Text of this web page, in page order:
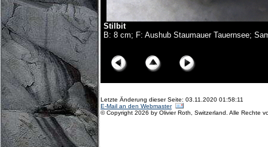
Stilbit
B: 8 cm; F: Aushub Staumauer Tauernsee;
Letzte Änderung dieser Seite: 03.11.2020 01:58:11
E-Mail an den Webmaster
© Copyright 2026 by Olivier Roth, Switzerland. Alle Rechte